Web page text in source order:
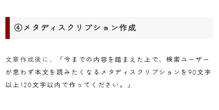
④メタディスクリプション作成
文章作成後に、
「今までの内容を踏まえた上で、検索ユーザー
が思わず本文を読みたくなるメタディスクリプションを90文字
以上120文字以内で作ってください。」